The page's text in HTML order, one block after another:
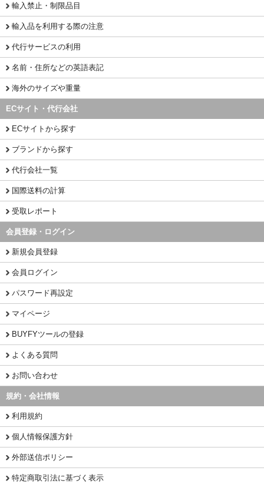
輸入禁止・制限品目
輸入品を利用する際の注意
代行サービスの利用
名前・住所などの英語表記
海外のサイズや重量
ECサイト・代行会社
ECサイトから探す
ブランドから探す
代行会社一覧
国際送料の計算
受取レポート
会員登録・ログイン
新規会員登録
会員ログイン
パスワード再設定
マイページ
BUYFYツールの登録
よくある質問
お問い合わせ
規約・会社情報
利用規約
個人情報保護方針
外部送信ポリシー
特定商取引法に基づく表示